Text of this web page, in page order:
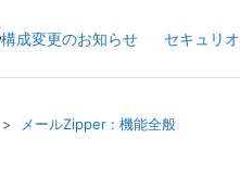
構成変更のお知らせ セキュリ
メールZipper : 機能全般